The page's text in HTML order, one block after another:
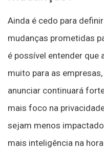
Ainda é cedo para
mudanças prometidas
é possível entender que
muito para as
anunciar continuará
mais foco na
sejam menos
mais inteligência na